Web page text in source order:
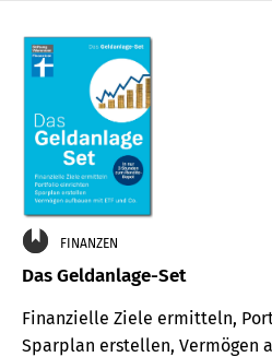
FINANZEN
Das Geldanlage-Set
Finanzielle Ziele ermitteln,
Sparplan erstellen, Vermögen